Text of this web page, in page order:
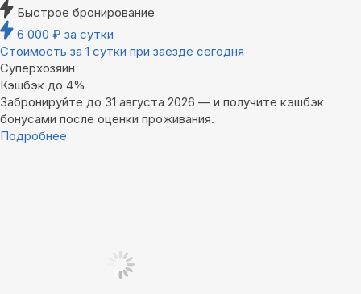
Быстрое бронирование
6 000 ₽ за сутки
Стоимость за 1 сутки при заезде сегодня
Суперхозяин
Кэшбэк до 4%
Забронируйте до 31 августа 2026 — и получите кэшбэк
бонусами после оценки проживания.
Подробнее